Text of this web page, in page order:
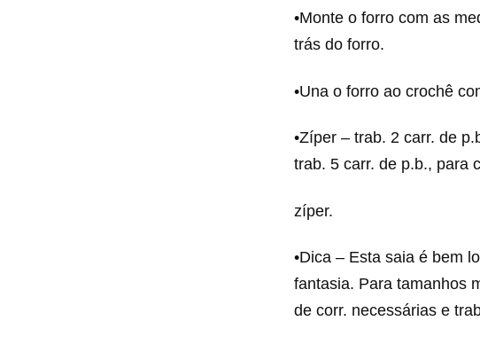
•Monte o forro com as
trás do forro.
•Una o forro ao crochê
•Zíper – trab. 2 carr. de
trab. 5 carr. de p.b., para
zíper.
•Dica – Esta saia é bem
fantasia. Para tamanhos
de corr. necessárias e